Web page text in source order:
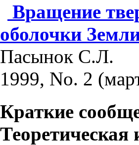
Вращение
оболочки
Пасынок С.Л.
1999, No. 2
Краткие
Теоретическая